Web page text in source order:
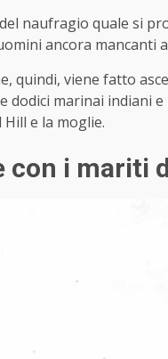
naufragio quale si
ancora mancanti
quindi, viene fatto
dodici marinai indiani
e la moglie.
con i mariti